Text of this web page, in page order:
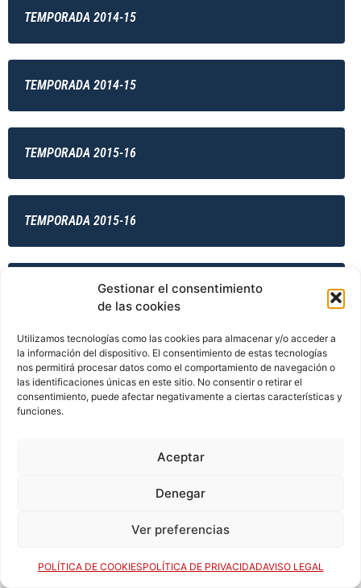
Gestionar el consentimiento
de las cookies
Utilizamos tecnologías como las cookies para almacenar y/o acceder a
la información del dispositivo. El consentimiento de estas tecnologías
nos permitirá procesar datos como el comportamiento de navegación o
las identificaciones únicas en este sitio. No consentir o retirar el
consentimiento, puede afectar negativamente a ciertas características y
funciones.
Aceptar
Denegar
Ver preferencias
POLÍTICA DE COOKIESPOLÍTICA DE PRIVACIDADAVISO LEGAL
TEMPORADA 2014-15
TEMPORADA 2014-15
TEMPORADA 2015-16
TEMPORADA 2015-16
TEMPORADA 2015-16
TEMPORADA 2015-16
TEMPORADA 2016-17